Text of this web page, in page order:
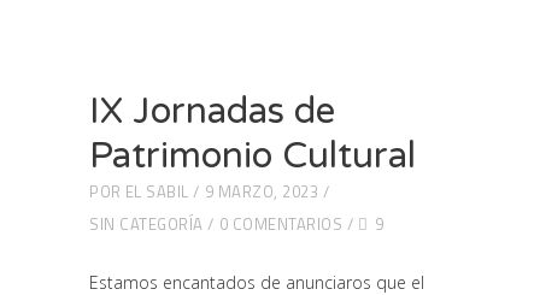
IX Jornadas de
Patrimonio Cultural
POR EL SABIL
9 MARZO, 2023
SIN CATEGORÍA
0 COMENTARIOS 9
Estamos encantados de anunciaros que el